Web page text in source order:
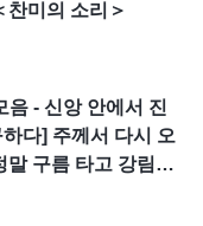
찬미의 소리＞
음 - 신앙 안에서 진
다] 주께서 다시 오
말 구름 타고 강림하